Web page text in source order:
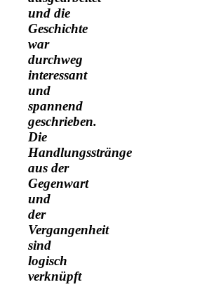
und die
Geschichte
war
durchweg
interessant
und
spannend
geschrieben.
Die
Handlungsstränge
aus der
Gegenwart
und
der
Vergangenheit
sind
logisch
verknüpft